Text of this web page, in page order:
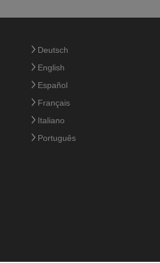
Deutsch
English
Español
Français
Italiano
Português